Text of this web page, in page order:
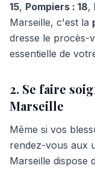
15, Pompiers : 18,
Marseille, c'est la
dresse le procès-
essentielle de
2. Se faire
Marseille
Même si vos
rendez-vous aux
Marseille dispose